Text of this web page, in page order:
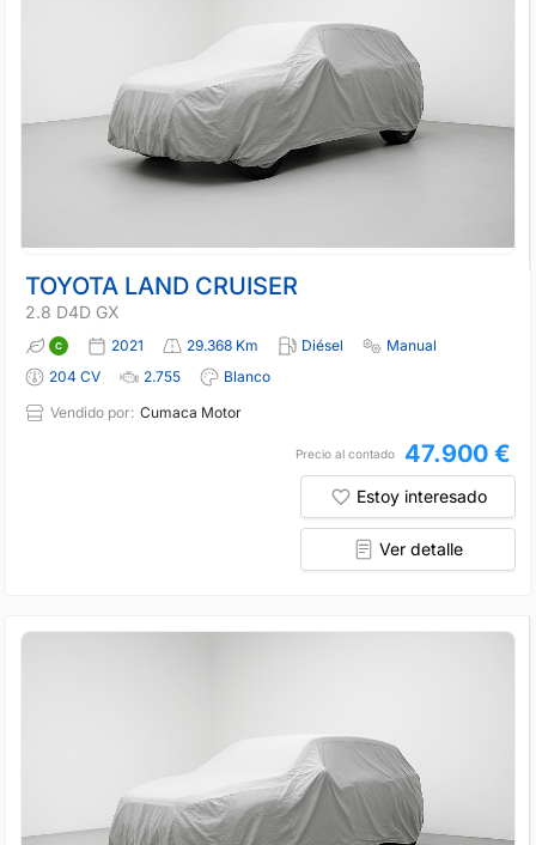
TOYOTA LAND CRUISER
2.8 D4D GX
2021 29.368 Km Diésel
Manual
204 CV
2.755
Blanco
Vendido por: Cumaca Motor
Precio al contado 47.900 €
Estoy interesado
Ver detalle